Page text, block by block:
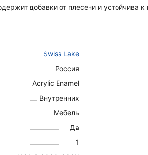
добавки от плесени и устойчива к
Swiss Lake
Россия
Acrylic Enamel
Внутренних
Мебель
Да
1